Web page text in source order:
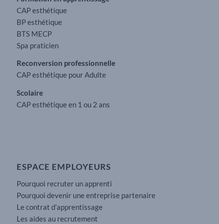
CAP esthétique
BP esthétique
BTS MECP
Spa praticien
Reconversion professionnelle
CAP esthétique pour Adulte
Scolaire
CAP esthétique en 1 ou 2 ans
ESPACE EMPLOYEURS
Pourquoi recruter un apprenti
Pourquoi devenir une entreprise partenaire
Le contrat d’apprentissage
Les aides au recrutement